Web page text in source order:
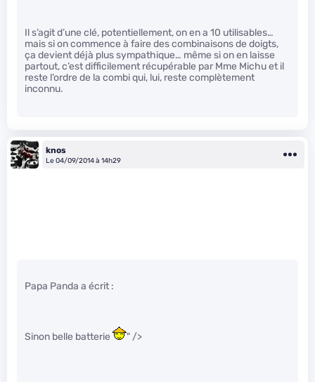
Il s’agit d’une clé, potentiellement, on en a 10 utilisables…
mais si on commence à faire des combinaisons de doigts,
ça devient déjà plus sympathique… même si on en laisse
partout, c’est difficilement récupérable par Mme Michu et il
reste l’ordre de la combi qui, lui, reste complètement
inconnu.
knos
Le 04/09/2014 à 14h29
Papa Panda a écrit :
Sinon belle batterie " />